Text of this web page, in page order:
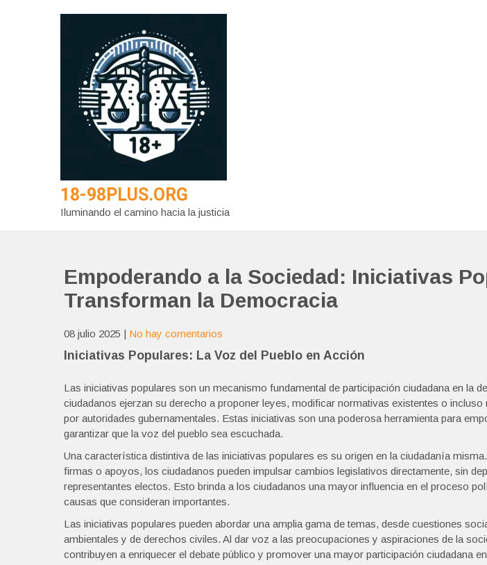
18-98PLUS.ORG
Iluminando el camino hacia la justicia
Empoderando a la Sociedad: Iniciativas
Transforman la Democracia
08 julio 2025 | No hay comentarios
Iniciativas Populares: La Voz del Pueblo en Acción
Las iniciativas populares son un mecanismo fundamental de participación ciudadana en la
ciudadanos ejerzan su derecho a proponer leyes, modificar normativas existentes o
por autoridades gubernamentales. Estas iniciativas son una poderosa herramienta para
garantizar que la voz del pueblo sea escuchada.
Una característica distintiva de las iniciativas populares es su origen en la ciudadanía
firmas o apoyos, los ciudadanos pueden impulsar cambios legislativos directamente, sin
representantes electos. Esto brinda a los ciudadanos una mayor influencia en el proceso
causas que consideran importantes.
Las iniciativas populares pueden abordar una amplia gama de temas, desde cuestiones
ambientales y de derechos civiles. Al dar voz a las preocupaciones y aspiraciones de la
contribuyen a enriquecer el debate público y promover una mayor participación ciudadana